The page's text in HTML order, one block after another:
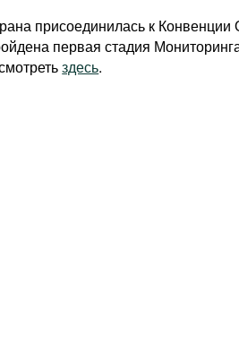
присоединилась к
первая стадия
здесь.